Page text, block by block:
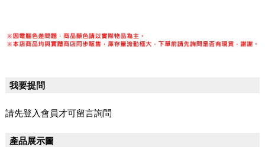
我要提問
請先登入會員才可留言詢問
產品展示圖